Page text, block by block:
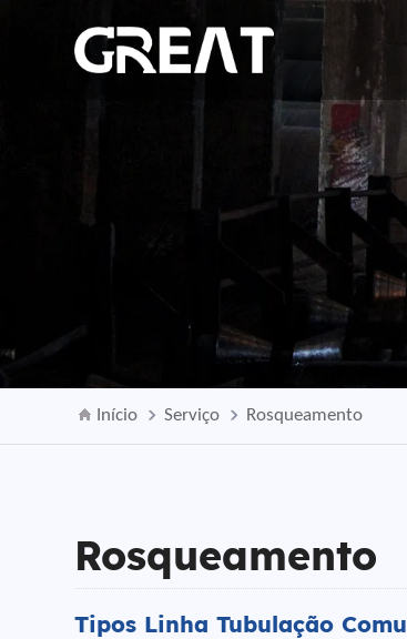
Início Serviço Rosqueamento
Rosqueamento
Tipos Linha Tubulação